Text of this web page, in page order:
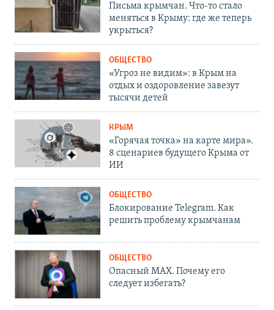
Письма крымчан. Что-то стало
меняться в Крыму: где же теперь
укрыться?
ОБЩЕСТВО
«Угроз не видим»: в Крым на
отдых и оздоровление завезут
тысячи детей
КРЫМ
«Горячая точка» на карте мира».
8 сценариев будущего Крыма от
ИИ
ОБЩЕСТВО
Блокирование Telegram. Как
решить проблему крымчанам
ОБЩЕСТВО
Опасный MAX. Почему его
следует избегать?